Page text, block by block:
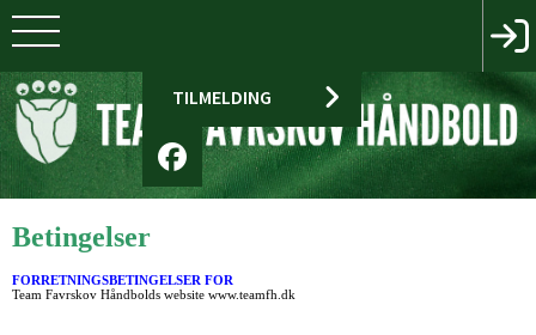
TILMELDING
Betingelser
FORRETNINGSBETINGELSER FOR
Team Favrskov Håndbolds website www.teamfh.dk